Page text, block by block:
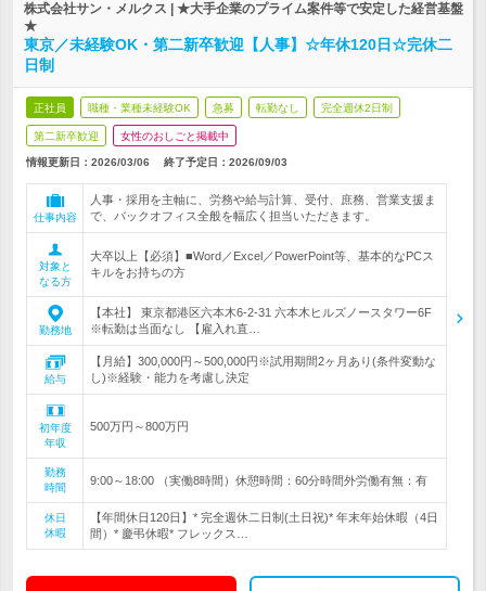
株式会社サン・メルクス | ★大手企業のプライム案件等で安定した経営基盤
★
東京／未経験OK・第二新卒歓迎【人事】☆年休120日☆完休二
日制
正社員 職種・業種未経験OK 急募 転勤なし 完全週休2日制
第二新卒歓迎 女性のおしごと掲載中
情報更新日：2026/03/06 終了予定日： 2026/09/03
仕事内容
人事・採用を主軸に、労務や給与計算、受付、庶務、営業支援ま
で、バックオフィス全般を幅広く担当いただきます。
対象と
なる方
大卒以上【必須】■Word／Excel／PowerPoint等、基本的なPCス
キルをお持ちの方
勤務地
【本社】 東京都港区六本木6-2-31 六本木ヒルズノースタワー6F
※転勤は当面なし 【雇入れ直…
給与
【月給】300,000円～500,000円※試用期間2ヶ月あり(条件変動な
し)※経験・能力を考慮し決定
初年度
年収
500万円～800万円
勤務
時間
9:00～18:00 （実働8時間）休憩時間：60分時間外労働有無：有
休日
休暇
【年間休日120日】* 完全週休二日制(土日祝)* 年末年始休暇（4日
間）* 慶弔休暇* フレックス…